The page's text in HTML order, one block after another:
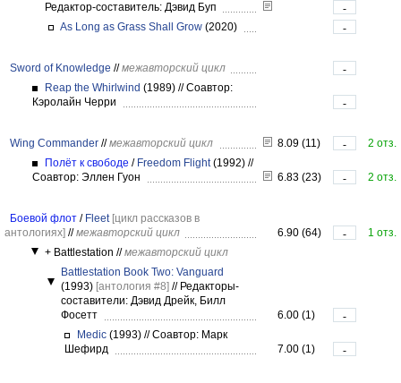
Редактор-составитель: Дэвид Буп
-
As Long as Grass Shall Grow (2020) -
Sword of Knowledge // межавторский цикл
-
Reap the Whirlwind (1989) //Соавтор:
Кэролайн Черри
-
Wing Commander // межавторский цикл 8.09 (11) -
2 отз.
Полёт к свободе / Freedom Flight(1992) //
Соавтор: Эллен Гуон
6.83 (23) - 2 отз.
Боевой флот / Fleet [цикл рассказов в
антологиях] // межавторский цикл 6.90 (64) -
1 отз.
+ Battlestation // межавторский цикл
Battlestation Book Two: Vanguard
(1993) [антология #8] //Редакторы-
составители: Дэвид Дрейк, Билл
Фосетт
6.00 (1)
-
Medic (1993) //Соавтор: Марк
Шефирд
7.00 (1) -